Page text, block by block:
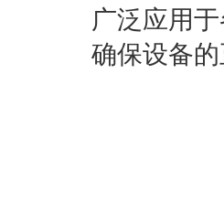
广泛应用
确保设备